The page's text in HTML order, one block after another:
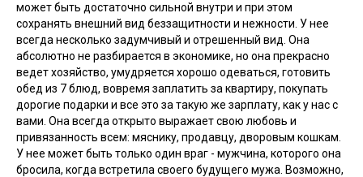
может быть достаточно сильной внутри и при этом
сохранять внешний вид беззащитности и нежности. У нее
всегда несколько задумчивый и отрешенный вид. Она
абсолютно не разбирается в экономике, но она прекрасно
ведет хозяйство, умудряется хорошо одеваться, готовить
обед из 7 блюд, вовремя заплатить за квартиру, покупать
дорогие подарки и все это за такую же зарплату, как у нас с
вами. Она всегда открыто выражает свою любовь и
привязанность всем: мяснику, продавцу, дворовым кошкам.
У нее может быть только один враг - мужчина, которого она
бросила, когда встретила своего будущего мужа. Возможно,